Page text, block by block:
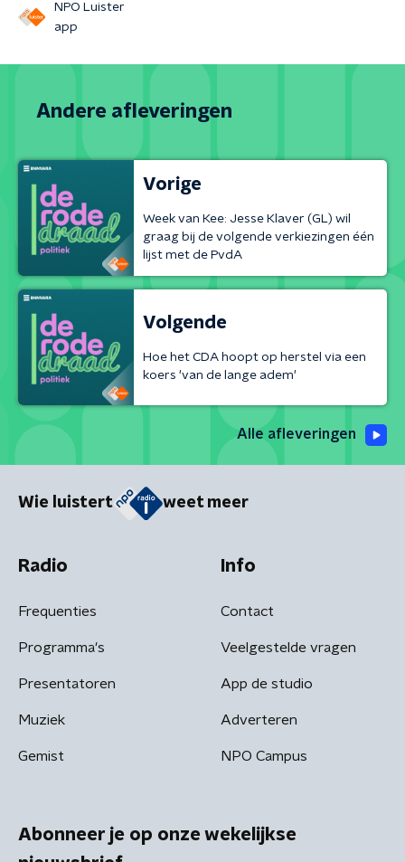
NPO Luister
app
Andere afleveringen
Vorige
Week van Kee: Jesse Klaver (GL) wil
graag bij de volgende verkiezingen één
lijst met de PvdA
Volgende
Hoe het CDA hoopt op herstel via een
koers 'van de lange adem'
Alle afleveringen
Wie luistert weet meer
Radio
Frequenties
Programma's
Presentatoren
Muziek
Gemist
Info
Contact
Veelgestelde vragen
App de studio
Adverteren
NPO Campus
Abonneer je op onze wekelijkse